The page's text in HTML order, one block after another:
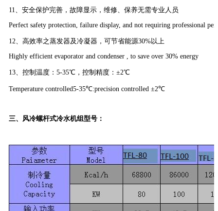
11、安全保护完善，故障显示，维修、保养无需专业人员
Perfect safety protection, failure display, and not requiring professional
12、高效率之蒸发器及冷凝器，可节省能源30%以上
Highly efficient evaporator and condenser , to save over 30% energy
13、控制温度：5-35℃，控制精度：±2℃
Temperature controlled5-35℃:precision controlled ±2℃
三、 风冷螺杆式冷水机组型号：